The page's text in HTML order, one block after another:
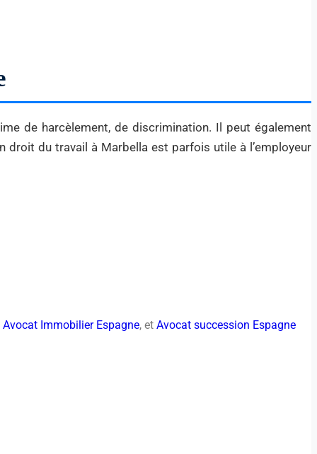
de harcèlement, de discrimination. Il peut également
droit du travail à Marbella est parfois utile à l’employeur
Avocat Immobilier Espagne, et Avocat succession Espagne